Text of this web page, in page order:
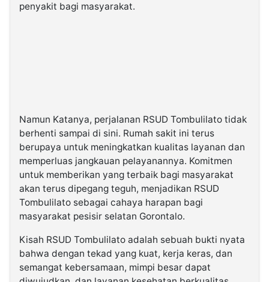
penyakit bagi masyarakat.
Namun Katanya, perjalanan RSUD Tombulilato tidak
berhenti sampai di sini. Rumah sakit ini terus
berupaya untuk meningkatkan kualitas layanan dan
memperluas jangkauan pelayanannya. Komitmen
untuk memberikan yang terbaik bagi masyarakat
akan terus dipegang teguh, menjadikan RSUD
Tombulilato sebagai cahaya harapan bagi
masyarakat pesisir selatan Gorontalo.
Kisah RSUD Tombulilato adalah sebuah bukti nyata
bahwa dengan tekad yang kuat, kerja keras, dan
semangat kebersamaan, mimpi besar dapat